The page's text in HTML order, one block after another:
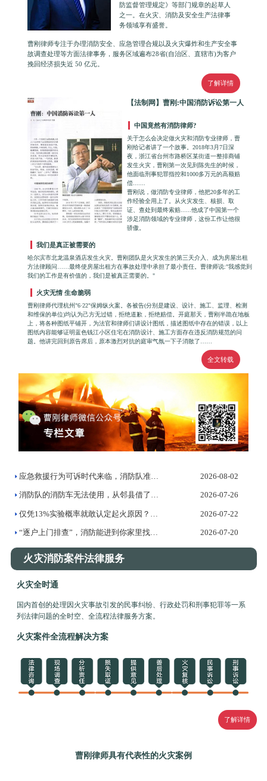
防监督管理规定》等部门规章的起草人
之一。在火灾、消防及安全生产法律事
务领域享有盛誉。
曹刚律师专注于办理消防安全、应急管理合规以及火灾爆炸和生产安全事
故调查处理等方面法律事务，服务区域遍布28省(自治区、直辖市)为客户
挽回经济损失近 50 亿元。
了解详情
【法制网】曹刚:中国消防诉讼第一人
中国竟然有消防律师?
关于怎么会决定做火灾和消防专业律师，曹
刚给记者讲了一个故事。2018年3月7日深
夜，浙江省台州市路桥区某街道一整排商铺
发生火灾，曹刚第一次见到陈先生的时候，
他面临刑事犯罪指控和1000多万元的高额赔
偿.......
曹刚说，做消防专业律师，他把20多年的工
作经验全用上了。从火灾发生、核损、取
证、查处到最终索赔......他成了中国第一个
涉足消防领域的专业律师，这份工作让他很
骄傲。
我们是真正被需要的
哈尔滨市北龙温泉酒店发生火灾。曹刚团队是火灾发生的第三天介入、成为房屋出租
方法律顾问……最终使房屋出租方在事故处理中承担了最小责任。曹律师说:"我感觉到
我们的工作是有价值的，我们是被真正需要的。"
火灾无情 生命脆弱
曹刚律师代理杭州"6·22"保姆纵火案。各被告(分别是建设、设计、施工、监理、检测
和维保的单位)均认为己方无过错，拒绝道歉，拒绝赔偿。开庭那天，曹刚半跪在地板
上，将各种图纸平铺开，为法官和律师们讲设计图纸，描述图纸中存在的错误，以上
图纸内容能够证明蓝色钱江小区住宅在消防设计、施工方面存在违反消防规范的问
题。他讲完回到原告席后，原本激烈对抗的庭审气氛一下子消散了……
全文转载
应急救援行为可诉时代来临，消防队准备好了吗？ 2026-08-02
消防队的消防车无法使用，从邻县借了一辆灭火，法院判决赔偿受灾... 2026-07-26
仅凭13%实验概率就敢认定起火原因？——火灾调查证据标准的法... 2026-07-22
“逐户上门排查”，消防能进到你家里找隐患吗？ 2026-07-20
火灾消防案件法律服务
火灾全时通
国内首创的处理因火灾事故引发的民事纠纷、行政处罚和刑事犯罪等一系
列法律问题的全时空、全流程法律服务方案。
火灾案件全流程解决方案
了解详情
曹刚律师具有代表性的火灾案例